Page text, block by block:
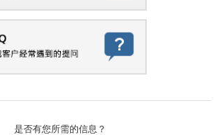
是否有您所需的信息？